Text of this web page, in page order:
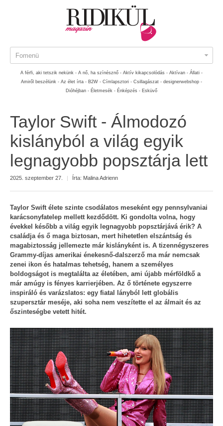
Fomenü
A férfi, aki tetszik nekünk - A nő, ha színésznő - Aktív kikapcsolódás - Aktívan - Állati -
Amiről beszélünk - Az élet írta - B2W - Címlapsztori - Csillagászat - designerwebshop -
Dióhéjban - Életmesék - Énképzés - Esküvő
Taylor Swift - Álmodozó
kislányból a világ egyik
legnagyobb popsztárja lett
2025. szeptember 27. | Írta: Malina Adrienn
Taylor Swift élete szinte csodálatos meseként egy pennsylvaniai
karácsonyfatelep mellett kezdődött. Ki gondolta volna, hogy
évekkel később a világ egyik legnagyobb popsztárjává érik? A
családja és ő maga biztosan, mert hihetetlen elszántság és
magabiztosság jellemezte már kislányként is. A tizennégyszeres
Grammy-díjas amerikai énekesnő-dalszerző ma már nemcsak
zenei ikon és hatalmas tehetség, hanem a személyes
boldogságot is megtalálta az életében, ami újabb mérföldkő a
már amúgy is fényes karrierjében. Az ő története egyszerre
inspiráló és varázslatos: egy fiatal lányból lett globális
szupersztár meséje, aki soha nem veszítette el az álmait és az
őszinteségbe vetett hitét.